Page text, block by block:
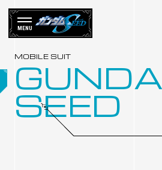
MENU
SEED